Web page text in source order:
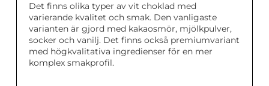
Det finns olika typer av vit choklad med
varierande kvalitet och smak. Den vanligaste
varianten är gjord med kakaosmör, mjölkpulver,
socker och vanilj. Det finns också premiumvariant
med högkvalitativa ingredienser för en mer
komplex smakprofil.